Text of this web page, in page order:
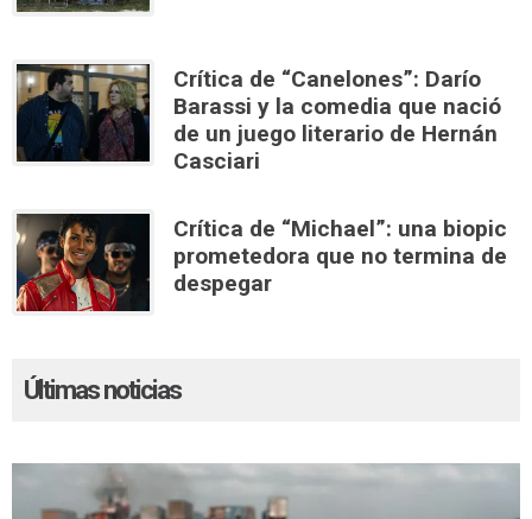
Crítica de “Canelones”: Darío
Barassi y la comedia que nació
de un juego literario de Hernán
Casciari
Crítica de “Michael”: una biopic
prometedora que no termina de
despegar
Últimas noticias